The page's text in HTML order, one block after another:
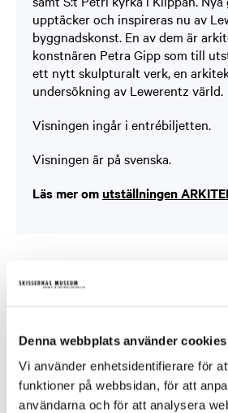
Denna webbplats använder cookies
Vi använder enhetsidentifierare för
funktioner på webbsidan, för att
användarna och för att analysera
upptäcker och inspireras nu av
byggnadskonst. En av dem är
konstnären Petra Gipp som till
ett nytt skulpturalt verk, en
undersökning av Lewerentz värld.
Visningen ingår i entrébiljetten.
Visningen är på svenska.
Läs mer omutställningen
Fler evenemang som passar